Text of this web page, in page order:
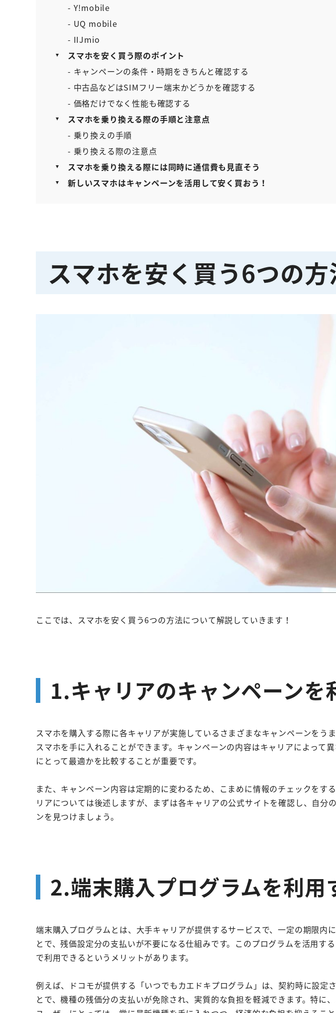
- Y!mobile
- UQ mobile
- IIJmio
スマホを安く買う際のポイント
- キャンペーンの条件・時期をきちんと確認する
- 中古品などはSIMフリー端末かどうかを確認する
- 価格だけでなく性能も確認する
スマホを乗り換える際の手順と注意点
- 乗り換えの手順
- 乗り換える際の注意点
スマホを乗り換える際には同時に通信費も見直そう
新しいスマホはキャンペーンを活用して安く買おう！
スマホを安く買う6つの方
ここでは、スマホを安く買う6つの方法について解説していきます！
1.キャリアのキャンペーンを
スマホを購入する際に各キャリアが実施しているさまざまなキャンペーンをう
スマホを手に入れることができます。キャンペーンの内容はキャリアによって
にとって最適かを比較することが重要です。
また、キャンペーン内容は定期的に変わるため、こまめに情報のチェックをす
リアについては後述しますが、まずは各キャリアの公式サイトを確認し、自分
ンを見つけましょう。
2.端末購入プログラムを利用
端末購入プログラムとは、大手キャリアが提供するサービスで、一定の期限内
とで、残価設定分の支払いが不要になる仕組みです。このプログラムを活用す
で利用できるというメリットがあります。
例えば、ドコモが提供する「いつでもカエドキプログラム」は、契約時に設定
とで、機種の残価分の支払いが免除され、実質的な負担を軽減できます。特に